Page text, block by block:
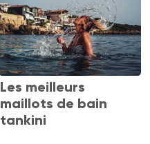
Les meilleurs
maillots de bain
tankini